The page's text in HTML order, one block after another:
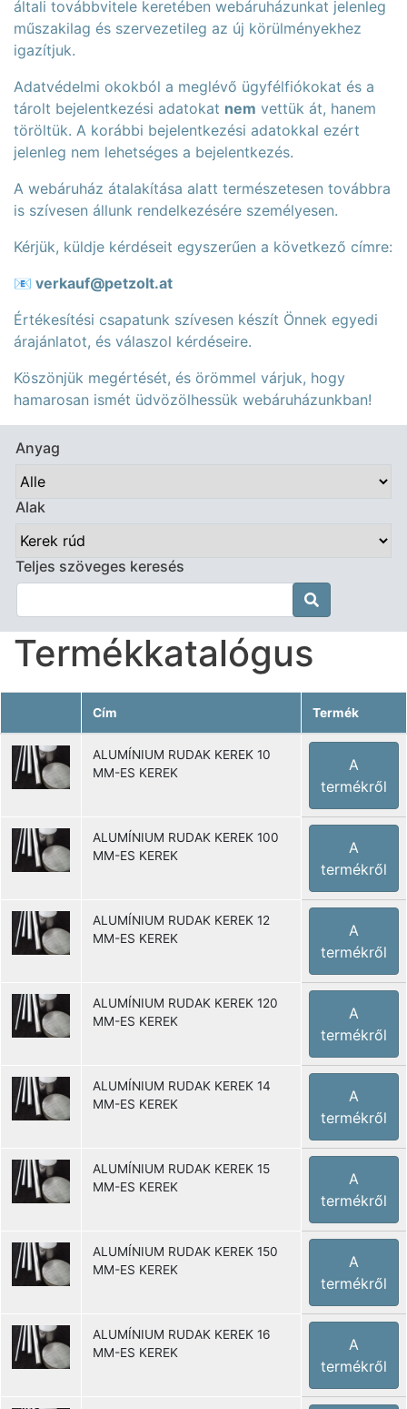
általi továbbvitele keretében webáruházunkat jelenleg
műszakilag és szervezetileg az új körülményekhez
igazítjuk.
Adatvédelmi okokból a meglévő ügyfélfiókokat és a
tárolt bejelentkezési adatokat nem vettük át, hanem
töröltük. A korábbi bejelentkezési adatokkal ezért
jelenleg nem lehetséges a bejelentkezés.
A webáruház átalakítása alatt természetesen továbbra
is szívesen állunk rendelkezésére személyesen.
Kérjük, küldje kérdéseit egyszerűen a következő címre:
📧 verkauf@petzolt.at
Értékesítési csapatunk szívesen készít Önnek egyedi
árajánlatot, és válaszol kérdéseire.
Köszönjük megértését, és örömmel várjuk, hogy
hamarosan ismét üdvözölhessük webáruházunkban!
Anyag
Alak
Teljes szöveges keresés

Termékkatalógus
Cím Termék
ALUMÍNIUM RUDAK KEREK 10
MM-ES KEREK
A
termékről
ALUMÍNIUM RUDAK KEREK 100
MM-ES KEREK
A
termékről
ALUMÍNIUM RUDAK KEREK 12
MM-ES KEREK
A
termékről
ALUMÍNIUM RUDAK KEREK 120
MM-ES KEREK
A
termékről
ALUMÍNIUM RUDAK KEREK 14
MM-ES KEREK
A
termékről
ALUMÍNIUM RUDAK KEREK 15
MM-ES KEREK
A
termékről
ALUMÍNIUM RUDAK KEREK 150
MM-ES KEREK
A
termékről
ALUMÍNIUM RUDAK KEREK 16
MM-ES KEREK
A
termékről